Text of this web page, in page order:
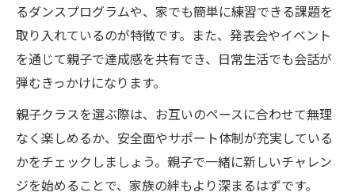
るダンスプログラムや、家でも簡単に練習できる課題を
取り入れているのが特徴です。また、発表会やイベント
を通じて親子で達成感を共有でき、日常生活でも会話が
弾むきっかけになります。
親子クラスを選ぶ際は、お互いのペースに合わせて無理
なく楽しめるか、安全面やサポート体制が充実している
かをチェックしましょう。親子で一緒に新しいチャレン
ジを始めることで、家族の絆もより深まるはずです。